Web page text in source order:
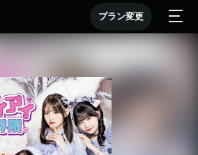
プラン変更